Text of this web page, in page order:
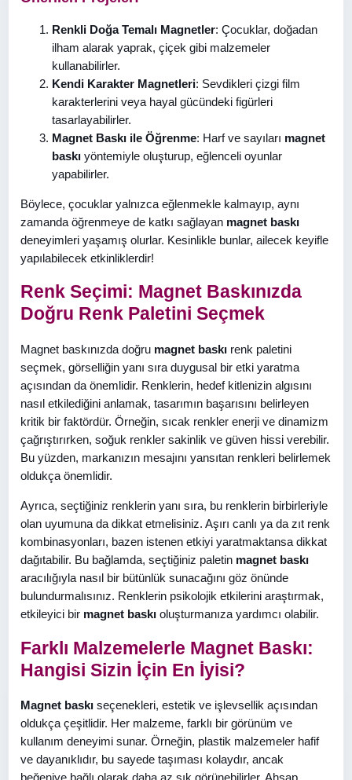
Renkli Doğa Temalı Magnetler: Çocuklar, doğadan
ilham alarak yaprak, çiçek gibi malzemeler
kullanabilirler.
Kendi Karakter Magnetleri: Sevdikleri çizgi film
karakterlerini veya hayal gücündeki figürleri
tasarlayabilirler.
Magnet Baskı ile Öğrenme: Harf ve sayıları magnet
baskı yöntemiyle oluşturup, eğlenceli oyunlar
yapabilirler.
Böylece, çocuklar yalnızca eğlenmekle kalmayıp, aynı
zamanda öğrenmeye de katkı sağlayan magnet baskı
deneyimleri yaşamış olurlar. Kesinlikle bunlar, ailecek keyifle
yapılabilecek etkinliklerdir!
Renk Seçimi: Magnet Baskınızda
Doğru Renk Paletini Seçmek
Magnet baskınızda doğru magnet baskı renk paletini
seçmek, görselliğin yanı sıra duygusal bir etki yaratma
açısından da önemlidir. Renklerin, hedef kitlenizin algısını
nasıl etkilediğini anlamak, tasarımın başarısını belirleyen
kritik bir faktördür. Örneğin, sıcak renkler enerji ve dinamizm
çağrıştırırken, soğuk renkler sakinlik ve güven hissi verebilir.
Bu yüzden, markanızın mesajını yansıtan renkleri belirlemek
oldukça önemlidir.
Ayrıca, seçtiğiniz renklerin yanı sıra, bu renklerin birbirleriyle
olan uyumuna da dikkat etmelisiniz. Aşırı canlı ya da zıt renk
kombinasyonları, bazen istenen etkiyi yaratmaktansa dikkat
dağıtabilir. Bu bağlamda, seçtiğiniz paletin magnet baskı
aracılığıyla nasıl bir bütünlük sunacağını göz önünde
bulundurmalısınız. Renklerin psikolojik etkilerini araştırmak,
etkileyici bir magnet baskı oluşturmanıza yardımcı olabilir.
Farklı Malzemelerle Magnet Baskı:
Hangisi Sizin İçin En İyisi?
Magnet baskı seçenekleri, estetik ve işlevsellik açısından
oldukça çeşitlidir. Her malzeme, farklı bir görünüm ve
kullanım deneyimi sunar. Örneğin, plastik malzemeler hafif
ve dayanıklıdır, bu sayede taşıması kolaydır, ancak